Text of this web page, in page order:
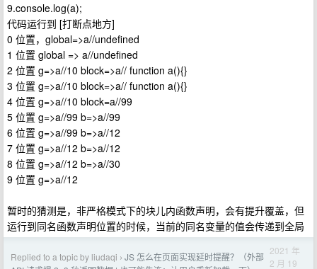
9.console.log(a);
代码运行到 [打断点地方]
0 位置，global=>a//undefined
1 位置 global => a//undefined
2 位置 g=>a//10 block=>a// function a(){}
3 位置 g=>a//10 block=>a// function a(){}
4 位置 g=>a//10 block=a//99
5 位置 g=>a//99 b=>a//99
6 位置 g=>a//99 b=>a//12
7 位置 g=>a//12 b=>a//12
8 位置 g=>a//12 b=>a//30
9 位置 g=>a//12
暂时的猜测是，非严格模式下的块儿内函数声明，会有提升覆盖，但
运行到同名函数声明位置的时候，当前的同名变量的值会传递到全局
Replied to a topic by liudaqi › JS 怎么在页面实现延时提醒？（外部 2021 年
2 月 19